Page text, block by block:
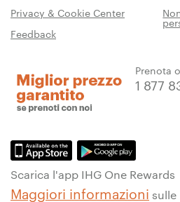
Privacy & Cookie Center
Feedback
Prenota
1 877
Scarica l'app IHG One Rewards
Maggiori informazioni sulle